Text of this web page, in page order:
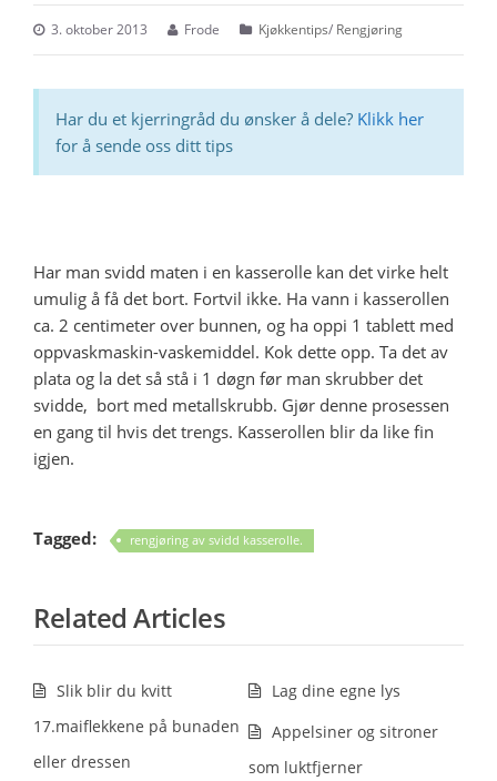
3. oktober 2013 Frode Kjøkkentips/ Rengjøring
Har du et kjerringråd du ønsker å dele? Klikk her
for å sende oss ditt tips
Har man svidd maten i en kasserolle kan det virke helt
umulig å få det bort. Fortvil ikke. Ha vann i kasserollen
ca. 2 centimeter over bunnen, og ha oppi 1 tablett med
oppvaskmaskin-vaskemiddel. Kok dette opp. Ta det av
plata og la det så stå i 1 døgn før man skrubber det
svidde, bort med metallskrubb. Gjør denne prosessen
en gang til hvis det trengs. Kasserollen blir da like fin
igjen.
Tagged: rengjøring av svidd kasserolle.
Related Articles
Slik blir du kvitt
17.maiflekkene på bunaden
eller dressen
Lag dine egne lys
Appelsiner og sitroner
som luktfjerner